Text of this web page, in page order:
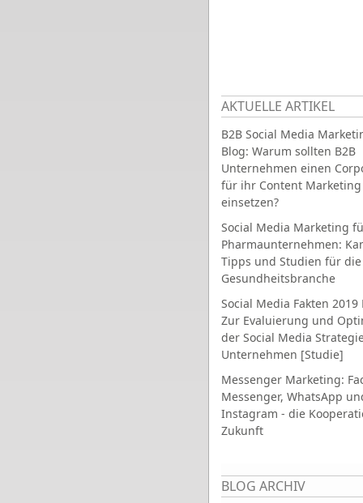
AKTUELLE ARTIKEL
B2B Social Media
Blog: Warum sollten B2B
Unternehmen einen
für ihr Content Marketing
einsetzen?
Social Media Marketing
Pharmaunternehmen:
Tipps und Studien für die
Gesundheitsbranche
Social Media Fakten 2019
Zur Evaluierung und
der Social Media
Unternehmen [Studie]
Messenger Marketing:
Messenger, WhatsApp
Instagram - die
Zukunft
BLOG ARCHIV
Seiten